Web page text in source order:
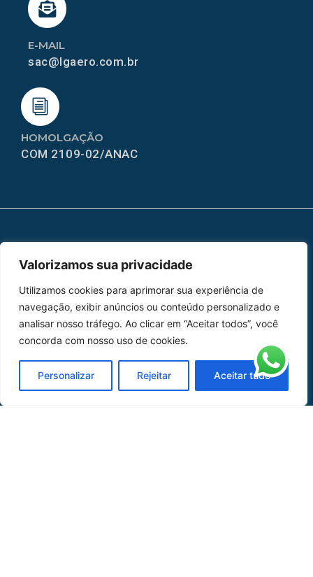
Valorizamos sua privacidade
Utilizamos cookies para aprimorar sua experiência de
navegação, exibir anúncios ou conteúdo personalizado e
analisar nosso tráfego. Ao clicar em “Aceitar todos”, você
concorda com nosso uso de cookies.
Personalizar Rejeitar Aceitar tudo
HOMOLGAÇÃO
COM 2109-02/ANAC
E-MAIL
sac@lgaero.com.br
Peças
Catálogo de Aplicações
Oficina de Mangueiras